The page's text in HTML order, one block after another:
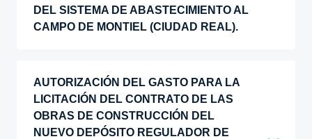
DEL SISTEMA DE ABASTECIMIENTO AL
CAMPO DE MONTIEL (CIUDAD REAL).
AUTORIZACIÓN DEL GASTO PARA LA
LICITACIÓN DEL CONTRATO DE LAS
OBRAS DE CONSTRUCCIÓN DEL
NUEVO DEPÓSITO REGULADOR DE